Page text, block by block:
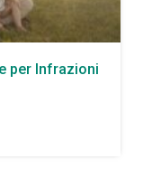
per Infrazioni